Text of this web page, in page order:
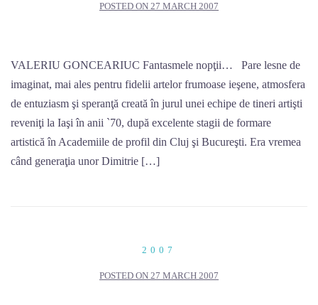
POSTED ON 27 MARCH 2007
VALERIU GONCEARIUC Fantasmele nopţii… Pare lesne de
imaginat, mai ales pentru fidelii artelor frumoase ieşene, atmosfera
de entuziasm şi speranţă creată în jurul unei echipe de tineri artişti
reveniţi la Iaşi în anii `70, după excelente stagii de formare
artistică în Academiile de profil din Cluj şi Bucureşti. Era vremea
când generaţia unor Dimitrie […]
2007
POSTED ON 27 MARCH 2007